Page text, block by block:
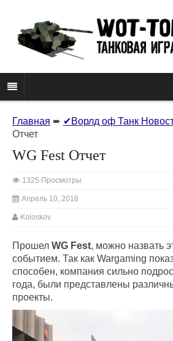
Главная ➨ ✔Ворлд оф Танк
Отчет
WG Fest Отчет
1325 Просмотры
Апрель 10, 2018
Koloskov
Прошел WG Fest, можно назвать
событием. Так как Wargaming
способен, компания сильно
года, были представлены
проекты.